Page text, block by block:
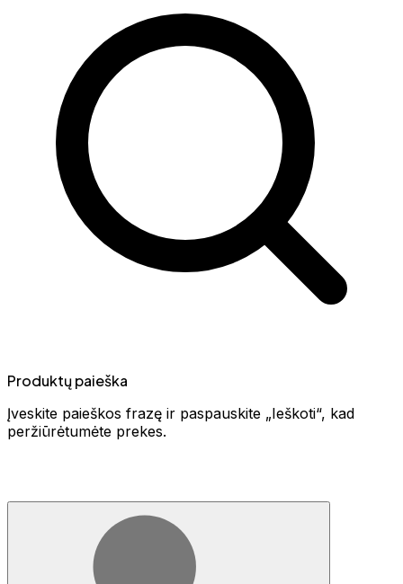
Produktų paieška
Įveskite paieškos frazę ir paspauskite „Ieškoti“, kad
peržiūrėtumėte prekes.